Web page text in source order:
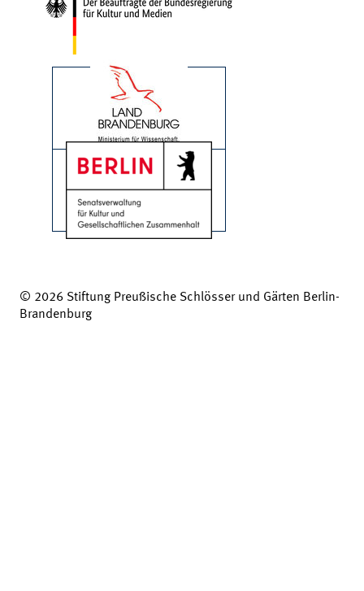
© 2026 Stiftung Preußische Schlösser und Gärten Berlin-
Brandenburg